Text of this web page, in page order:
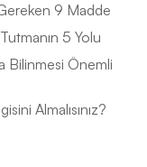
9 Madde
5 Yolu
Bilinmesi Önemli
Almalısınız?